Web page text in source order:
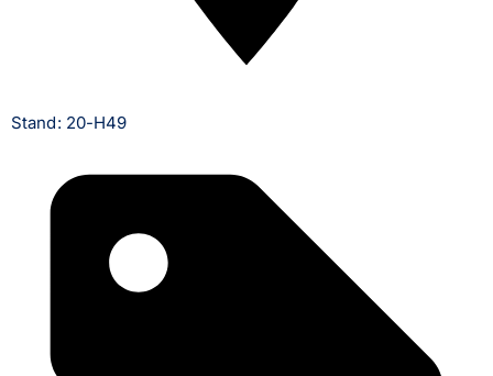
Stand: 20-H49